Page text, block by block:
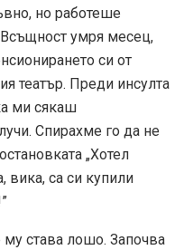
но работеше
умря месец,
си от
театър. Преди инсулта
ми сякаш
Спирахме го да не
„Хотел
вика, са си купили
става лошо. Започва